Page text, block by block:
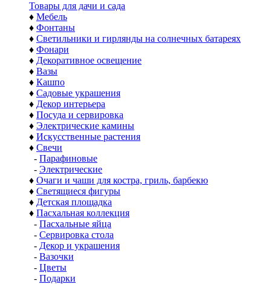
Товары для дачи и сада
♦ Мебель
♦ Фонтаны
♦ Светильники и гирлянды на солнечных батареях
♦ Фонари
♦ Декоративное освещение
♦ Вазы
♦ Кашпо
♦ Садовые украшения
♦ Декор интерьера
♦ Посуда и сервировка
♦ Электрические камины
♦ Искусственные растения
♦ Свечи
- Парафиновые
- Электрические
♦ Очаги и чаши для костра, гриль, барбекю
♦ Светящиеся фигуры
♦ Детская площадка
♦ Пасхальная коллекция
- Пасхальные яйца
- Сервировка стола
- Декор и украшения
- Вазочки
- Цветы
- Подарки